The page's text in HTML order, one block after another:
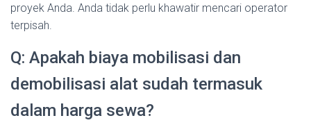
proyek Anda. Anda tidak perlu khawatir mencari operator
terpisah.
Q: Apakah biaya mobilisasi dan
demobilisasi alat sudah termasuk
dalam harga sewa?